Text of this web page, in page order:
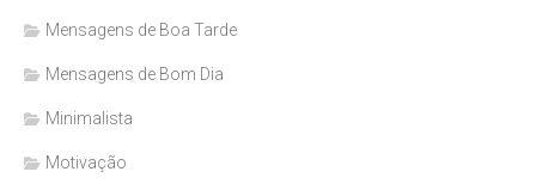
Mensagens de Boa Tarde
Mensagens de Bom Dia
Minimalista
Motivação